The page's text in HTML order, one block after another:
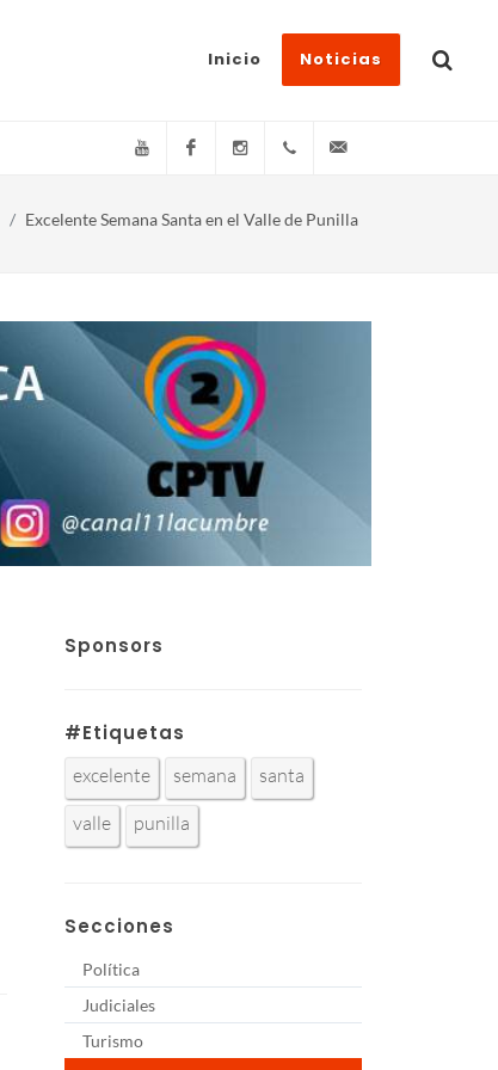
Inicio Noticias
YouTube FacebookInstagram(+54)(9)3548-576073
Excelente Semana Santa en el Valle de Punilla
Sponsors
#Etiquetas
excelente semana
santa
valle
punilla
Secciones
Política
Judiciales
Turismo